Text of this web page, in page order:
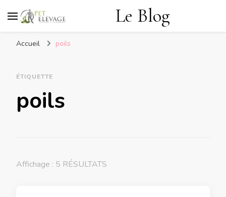
Le Blog
Accueil poils
ÉTIQUETTE
poils
Affichage : 5 RÉSULTATS